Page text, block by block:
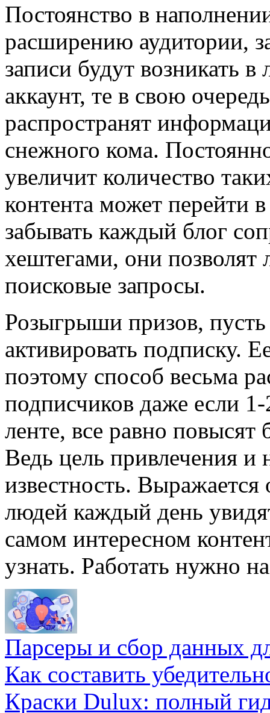
Постоянство в
расширению аудитории,
записи будут возникать
аккаунт, те в свою
распространят
снежного кома.
увеличит количество
контента может перейти
забывать каждый блог
хештегами, они позволят
поисковые запросы.
Розыгрыши призов,
активировать подписку.
поэтому способ весьма
подписчиков даже если
ленте, все равно повысят
Ведь цель привлечения и
известность. Выражается
людей каждый день
самом интересном
узнать. Работать нужно
Парсеры и сбор данных
Как составить
Краски Dulux: полный